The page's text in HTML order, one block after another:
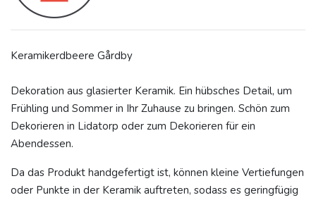
Keramikerdbeere Gårdby
Dekoration aus glasierter Keramik. Ein hübsches Detail, um
Frühling und Sommer in Ihr Zuhause zu bringen. Schön zum
Dekorieren in Lidatorp oder zum Dekorieren für ein
Abendessen.
Da das Produkt handgefertigt ist, können kleine Vertiefungen
oder Punkte in der Keramik auftreten, sodass es geringfügig